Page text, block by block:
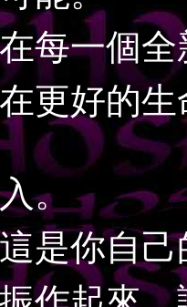
一個全
好的生
你自己